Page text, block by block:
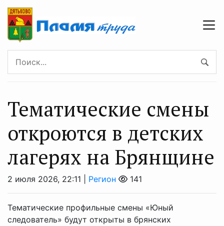
Тематические смены
откроются в детских
лагерях на Брянщине
2 июля 2026, 22:11 | Регион 141
Тематические профильные смены «Юный
следователь» будут открыты в брянских